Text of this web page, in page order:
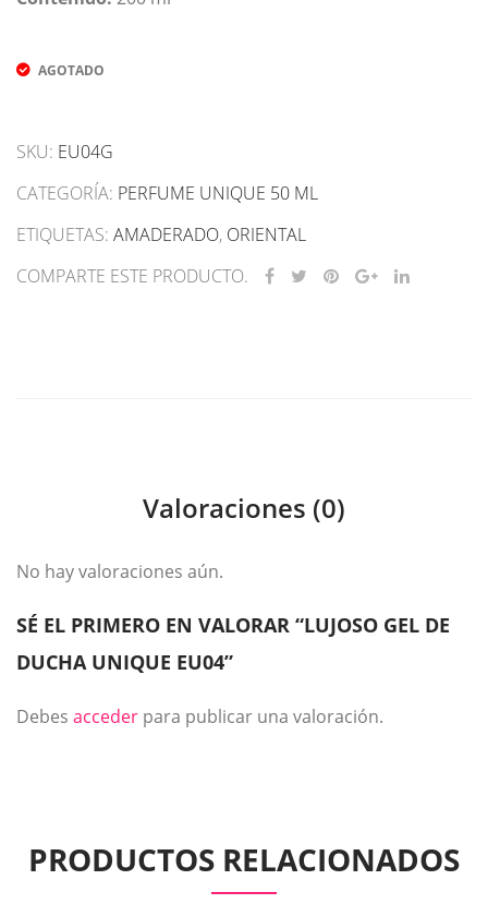
AGOTADO
SKU: EU04G
CATEGORÍA: PERFUME UNIQUE 50 ML
ETIQUETAS: AMADERADO, ORIENTAL
COMPARTE ESTE PRODUCTO.
Valoraciones (0)
No hay valoraciones aún.
SÉ EL PRIMERO EN VALORAR “LUJOSO GEL DE
DUCHA UNIQUE EU04”
Debes acceder para publicar una valoración.
PRODUCTOS RELACIONADOS